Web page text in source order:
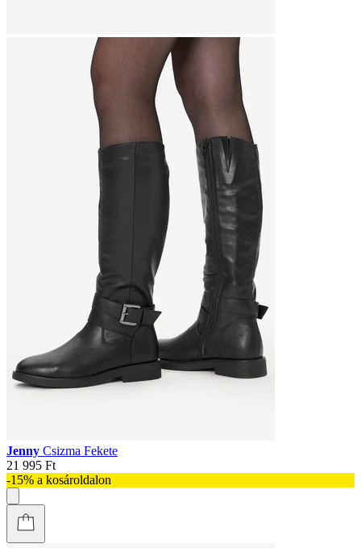
Jenny Csizma Fekete
21 995 Ft
-15% a kosároldalon